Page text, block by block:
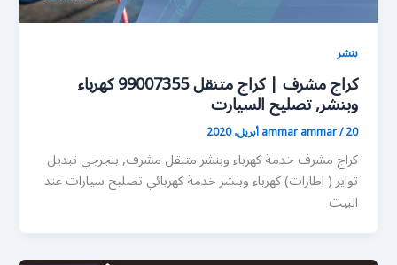
بنشر
كراج مشرف | كراج متنقل 99007355 كهرباء
وبنشر, تصليح السيارت
ammar ammar/20 أبريل، 2020
كراج مشرف خدمة كهرباء وبنشر متنقل مشرف, بنجرجي تبديل
تواير ( اطارات) كهرباء وبنشر خدمة كهربائي تصليح سيارات عند
البيت